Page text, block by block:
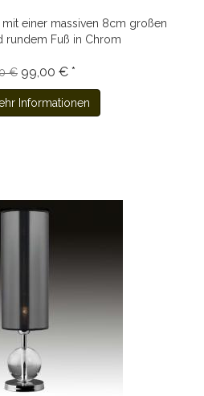
einer massiven 8cm großen
rundem Fuß in Chrom
€ 99,00 € *
Informationen